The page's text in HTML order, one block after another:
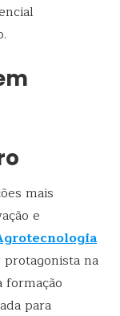
mais
e
na
formação
para